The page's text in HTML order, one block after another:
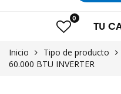
0
TU
Inicio Tipo de producto
60.000 BTU INVERTER